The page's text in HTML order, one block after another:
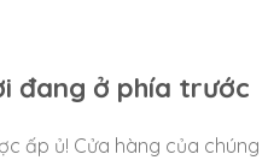
đang ở phía trước
ấp ủ! Cửa hàng của chúng